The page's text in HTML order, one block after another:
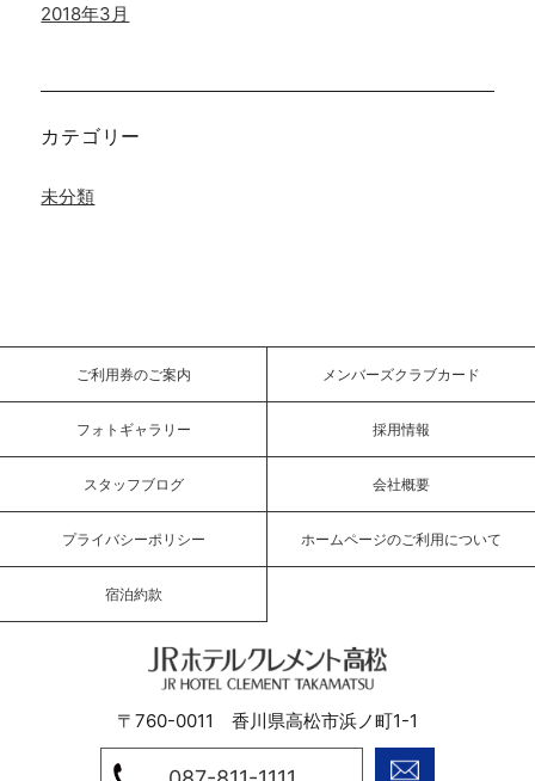
2018年3月
カテゴリー
未分類
ご利用券のご案内 メンバーズクラブカード
フォトギャラリー 採用情報
スタッフブログ 会社概要
プライバシーポリシー ホームページのご利用について
宿泊約款
JRホテルクレメント高松
〒760-0011 香川県高松市浜ノ町1-1